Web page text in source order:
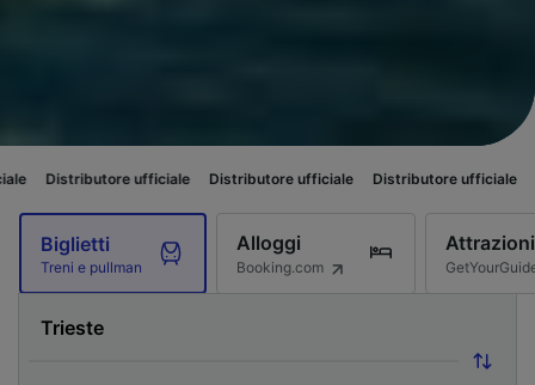
ufficiale Distributore ufficiale Distributore ufficiale Distributore
Biglietti
Treni e pullman
Alloggi
Booking.com
Attrazioni